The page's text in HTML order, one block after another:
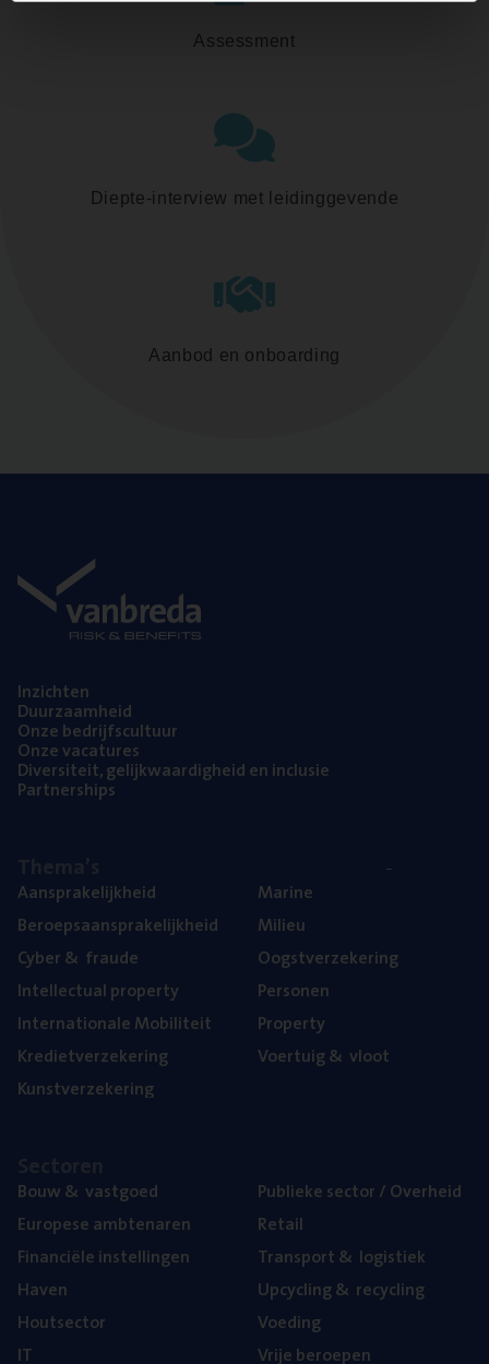
Assessment
Diepte-interview met leidinggevende
Aanbod en onboarding
Inzich­ten
Duur­zaam­heid
Onze bedrijfs­cul­tuur
Onze vaca­tu­res
Diver­si­teit, gelijk­waar­dig­heid en inclusie
Part­ner­ships
Aan­spra­ke­lijk­heid
Beroeps­aan­spra­ke­lijk­heid
Cyber& fraude
Intel­lec­tu­al property
Inter­na­ti­o­na­le Mobiliteit
Kre­diet­ver­ze­ke­ring
Kunst­ver­ze­ke­ring
Mari­ne
Mili­eu
Oogst­ver­ze­ke­ring
Per­so­nen
Pro­per­ty
Voer­tuig& vloot
Bouw& vastgoed
Euro­pe­se ambtenaren
Finan­ci­ë­le instellingen
Haven
Hout­sec­tor
IT
Publie­ke sec­tor / Overheid
Retail
Trans­port& logistiek
Upcy­cling& recycling
Voe­ding
Vrije beroe­pen